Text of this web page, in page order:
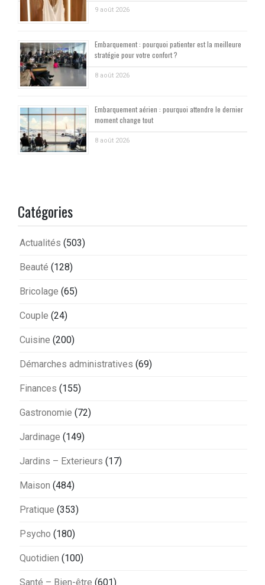
9 août 2026
Embarquement : pourquoi patienter est la meilleure
stratégie pour votre confort ?
8 août 2026
Embarquement aérien : pourquoi attendre le dernier
moment change tout
8 août 2026
Catégories
Actualités (503)
Beauté (128)
Bricolage (65)
Couple (24)
Cuisine (200)
Démarches administratives (69)
Finances (155)
Gastronomie (72)
Jardinage (149)
Jardins – Exterieurs (17)
Maison (484)
Pratique (353)
Psycho (180)
Quotidien (100)
Santé – Bien-être (601)